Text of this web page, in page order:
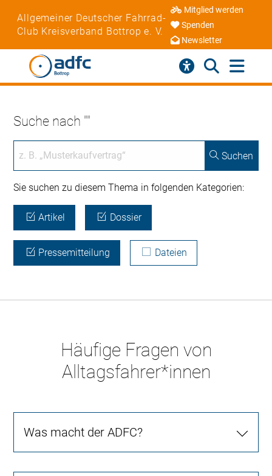
Allgemeiner Deutscher Fahrrad-
Club Kreisverband Bottrop e. V.
Mitglied werden
Spenden
Newsletter
Suche nach ""
Suchen
Sie suchen zu diesem Thema in folgenden Kategorien:
Artikel Dossier
Pressemitteilung Dateien
Häufige Fragen von
Alltagsfahrer*innen
Was macht der ADFC?